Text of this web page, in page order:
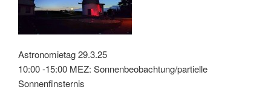
Astronomietag 29.3.25
10:00 -15:00 MEZ: Sonnenbeobachtung/partielle
Sonnenfinsternis